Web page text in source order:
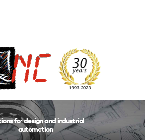
for design and industrial
automation